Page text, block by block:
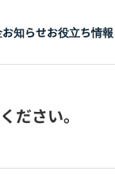
お知らせお役立ち情報
ださい。